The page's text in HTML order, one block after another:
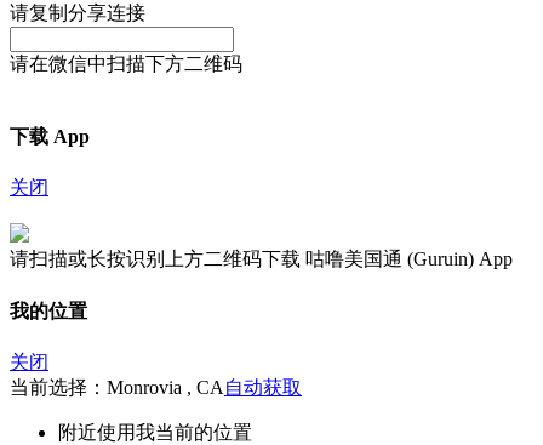
请复制分享连接
请在微信中扫描下方二维码
下载 App
关闭
请扫描或长按识别上方二维码下载 咕噜美国通 (Guruin) App
我的位置
关闭
当前选择：Monrovia , CA 自动获取
附近使用我当前的位置